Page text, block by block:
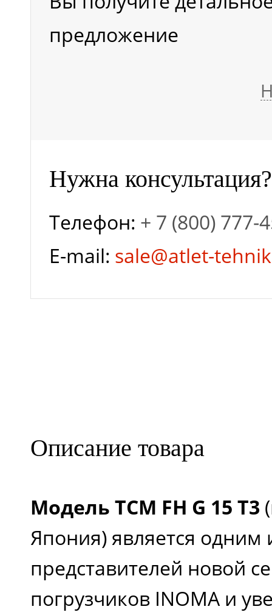
Мощность
предложение
Нужна консультация?
Телефон: + 7 (800) 777-
E-mail: sale@atlet-
Описание товара
Модель TCM FH G 15 T3
Япония) является одним
представителей новой
погрузчиков INOMA и